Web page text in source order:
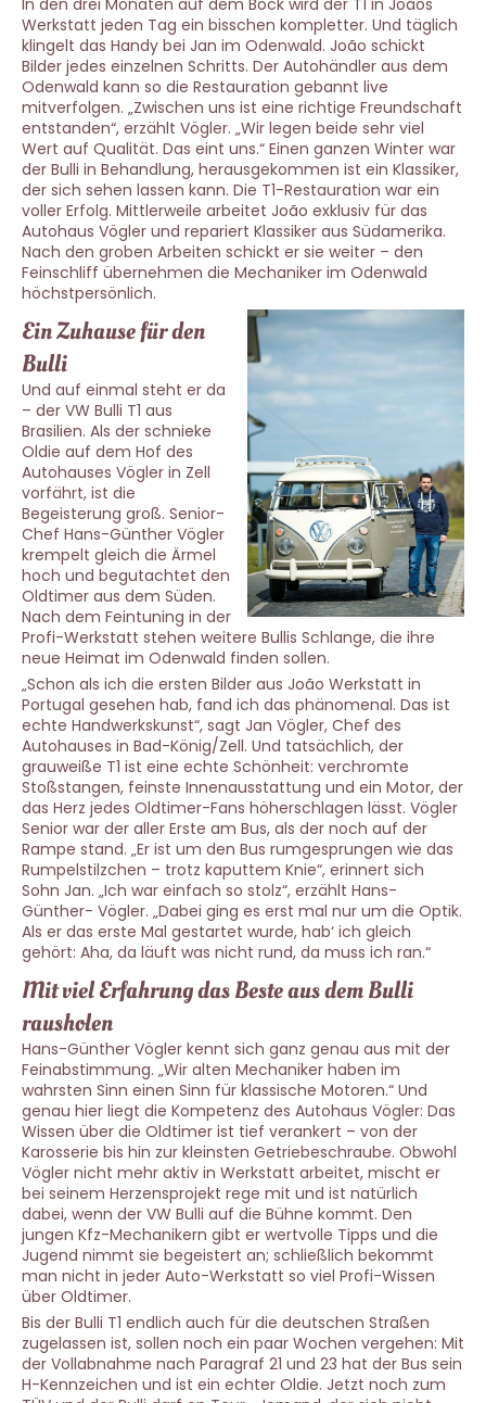
In den drei Monaten auf dem Bock wird der T1 in Joãos
Werkstatt jeden Tag ein bisschen kompletter. Und täglich
klingelt das Handy bei Jan im Odenwald. João schickt
Bilder jedes einzelnen Schritts. Der Autohändler aus dem
Odenwald kann so die Restauration gebannt live
mitverfolgen. „Zwischen uns ist eine richtige Freundschaft
entstanden“, erzählt Vögler. „Wir legen beide sehr viel
Wert auf Qualität. Das eint uns.“ Einen ganzen Winter war
der Bulli in Behandlung, herausgekommen ist ein Klassiker,
der sich sehen lassen kann. Die T1-Restauration war ein
voller Erfolg. Mittlerweile arbeitet João exklusiv für das
Autohaus Vögler und repariert Klassiker aus Südamerika.
Nach den groben Arbeiten schickt er sie weiter – den
Feinschliff übernehmen die Mechaniker im Odenwald
höchstpersönlich.
Ein Zuhause für den
Bulli
Und auf einmal steht er da
– der VW Bulli T1 aus
Brasilien. Als der schnieke
Oldie auf dem Hof des
Autohauses Vögler in Zell
vorfährt, ist die
Begeisterung groß. Senior-
Chef Hans-Günther Vögler
krempelt gleich die Ärmel
hoch und begutachtet den
Oldtimer aus dem Süden.
Nach dem Feintuning in der
Profi-Werkstatt stehen weitere Bullis Schlange, die ihre
neue Heimat im Odenwald finden sollen.
„Schon als ich die ersten Bilder aus João Werkstatt in
Portugal gesehen hab, fand ich das phänomenal. Das ist
echte Handwerkskunst“, sagt Jan Vögler, Chef des
Autohauses in Bad-König/Zell. Und tatsächlich, der
grauweiße T1 ist eine echte Schönheit: verchromte
Stoßstangen, feinste Innenausstattung und ein Motor, der
das Herz jedes Oldtimer-Fans höherschlagen lässt. Vögler
Senior war der aller Erste am Bus, als der noch auf der
Rampe stand. „Er ist um den Bus rumgesprungen wie das
Rumpelstilzchen – trotz kaputtem Knie“, erinnert sich
Sohn Jan. „Ich war einfach so stolz“, erzählt Hans-
Günther- Vögler. „Dabei ging es erst mal nur um die Optik.
Als er das erste Mal gestartet wurde, hab‘ ich gleich
gehört: Aha, da läuft was nicht rund, da muss ich ran.“
Mit viel Erfahrung das Beste aus dem Bulli
rausholen
Hans-Günther Vögler kennt sich ganz genau aus mit der
Feinabstimmung. „Wir alten Mechaniker haben im
wahrsten Sinn einen Sinn für klassische Motoren.“ Und
genau hier liegt die Kompetenz des Autohaus Vögler: Das
Wissen über die Oldtimer ist tief verankert – von der
Karosserie bis hin zur kleinsten Getriebeschraube. Obwohl
Vögler nicht mehr aktiv in Werkstatt arbeitet, mischt er
bei seinem Herzensprojekt rege mit und ist natürlich
dabei, wenn der VW Bulli auf die Bühne kommt. Den
jungen Kfz-Mechanikern gibt er wertvolle Tipps und die
Jugend nimmt sie begeistert an; schließlich bekommt
man nicht in jeder Auto-Werkstatt so viel Profi-Wissen
über Oldtimer.
Bis der Bulli T1 endlich auch für die deutschen Straßen
zugelassen ist, sollen noch ein paar Wochen vergehen: Mit
der Vollabnahme nach Paragraf 21 und 23 hat der Bus sein
H-Kennzeichen und ist ein echter Oldie. Jetzt noch zum